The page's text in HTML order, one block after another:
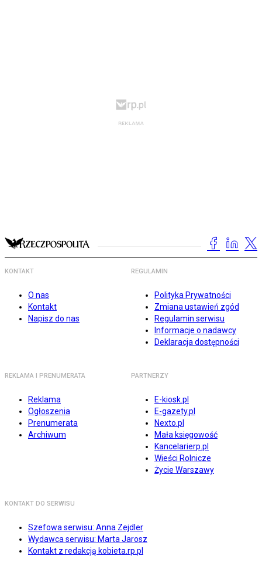
KONTAKT
O nas
Kontakt
Napisz do nas
REGULAMIN
Polityka Prywatności
Zmiana ustawień zgód
Regulamin serwisu
Informacje o nadawcy
Deklaracja dostępności
REKLAMA I PRENUMERATA
Reklama
Ogłoszenia
Prenumerata
Archiwum
PARTNERZY
E-kiosk.pl
E-gazety.pl
Nexto.pl
Mała księgowość
Kancelarierp.pl
Wieści Rolnicze
Życie Warszawy
KONTAKT DO SERWISU
Szefowa serwisu: Anna Zejdler
Wydawca serwisu: Marta Jarosz
Kontakt z redakcją kobieta.rp.pl